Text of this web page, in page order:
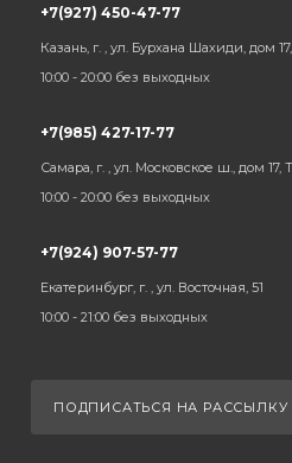
+7(927) 450-47-77
Казань, г. , ул. Бурхана Шахиди, дом
10:00 - 20:00 без выходных
+7(985) 427-17-77
Самара, г. , ул. Московское ш., дом 17,
10:00 - 20:00 без выходных
+7(924) 907-57-77
Екатеринбург, г. , ул. Восточная, 51
10:00 - 21:00 без выходных
ПОДПИСАТЬСЯ НА РАССЫЛКУ